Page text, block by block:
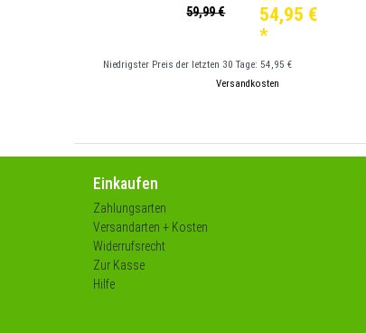
59,99 €
54,95 €
*
Niedrigster Preis der letzten 30 Tage: 54,95 €
Versandkosten
Einkaufen
Zahlungsarten
Versandarten + Kosten
Widerrufsrecht
Zur Kasse
Hilfe